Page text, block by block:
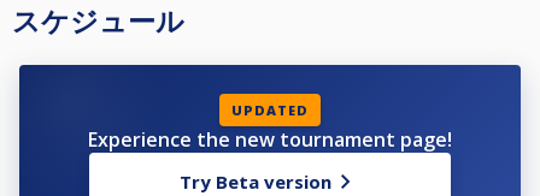
スケジュール
UPDATED
Experience the new tournament page!
Try Beta version